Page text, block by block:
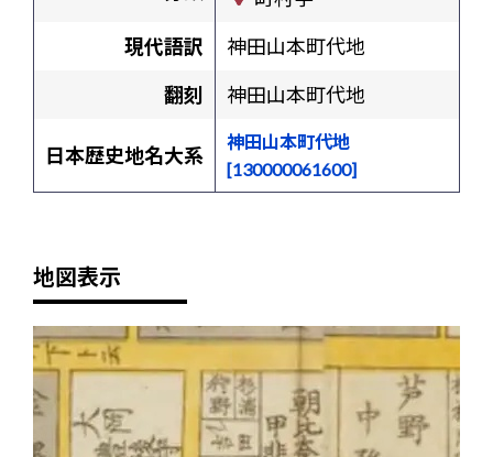
現代語訳
神田山本町代地
翻刻
神田山本町代地
日本歴史地名大系
神田山本町代地
[130000061600]
地図表示
+